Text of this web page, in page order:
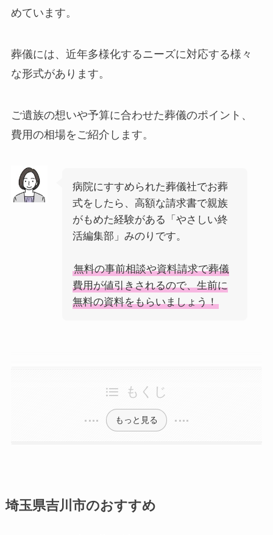
めています。
葬儀には、近年多様化するニーズに対応する様々
な形式があります。
ご遺族の想いや予算に合わせた葬儀のポイント、
費用の相場をご紹介します。
病院にすすめられた葬儀社でお葬
式をしたら、高額な請求書で親族
がもめた経験がある「やさしい終
活編集部」みのりです。
無料の事前相談や資料請求で葬儀
費用が値引きされるので、生前に
無料の資料をもらいましょう！
もくじ
もっと見る
埼玉県吉川市のおすすめ